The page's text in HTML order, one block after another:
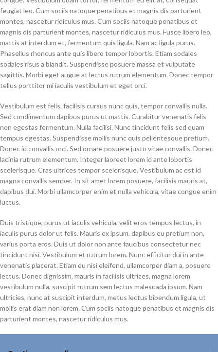
feugiat leo. Cum sociis natoque penatibus et magnis dis parturient
montes, nascetur ridiculus mus. Cum sociis natoque penatibus et
magnis dis parturient montes, nascetur ridiculus mus. Fusce libero leo,
mattis at interdum et, fermentum quis ligula. Nam ac ligula purus.
Phasellus rhoncus ante quis libero tempor lobortis. Etiam sodales
sodales risus a blandit. Suspendisse posuere massa et vulputate
sagittis. Morbi eget augue at lectus rutrum elementum. Donec tempor
tellus porttitor mi iaculis vestibulum et eget orci.
Vestibulum est felis, facilisis cursus nunc quis, tempor convallis nulla.
Sed condimentum dapibus purus ut mattis. Curabitur venenatis felis
non egestas fermentum. Nulla facilisi. Nunc tincidunt felis sed quam
tempus egestas. Suspendisse mollis nunc quis pellentesque pretium.
Donec id convallis orci. Sed ornare posuere justo vitae convallis. Donec
lacinia rutrum elementum. Integer laoreet lorem id ante lobortis
scelerisque. Cras ultrices tempor scelerisque. Vestibulum ac est id
magna convallis semper. In sit amet lorem posuere, facilisis mauris at,
dapibus dui. Morbi ullamcorper enim et nulla vehicula, vitae congue enim
luctus.
Duis tristique, purus ut iaculis vehicula, velit eros tempus lectus, in
iaculis purus dolor ut felis. Mauris ex ipsum, dapibus eu pretium non,
varius porta eros. Duis ut dolor non ante faucibus consectetur nec
tincidunt nisi. Vestibulum et rutrum lorem. Nunc efficitur dui in ante
venenatis placerat. Etiam eu nisi eleifend, ullamcorper diam a, posuere
lectus. Donec dignissim, mauris in facilisis ultrices, magna lorem
vestibulum nulla, suscipit rutrum sem lectus malesuada ipsum. Nam
ultricies, nunc at suscipit interdum, metus lectus bibendum ligula, ut
mollis erat diam non lorem. Cum sociis natoque penatibus et magnis dis
parturient montes, nascetur ridiculus mus.